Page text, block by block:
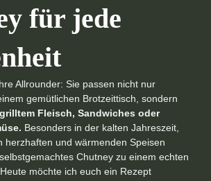
für jede
Allrounder: Sie passen nicht nur
gemütlichen Brotzeittisch, sondern
Fleisch, Sandwiches oder
Besonders in der kalten Jahreszeit,
herzhaften und wärmenden Speisen
Chutney zu einem echten
möchte ich euch ein Rezept